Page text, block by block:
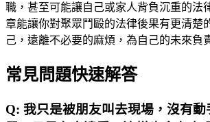
職，甚至可能讓自己或家人背負沉重的法
章能讓你對聚眾鬥毆的法律後果有更清楚
己，遠離不必要的麻煩，為自己的未來負
常見問題快速解答
Q: 我只是被朋友叫去現場，沒有動